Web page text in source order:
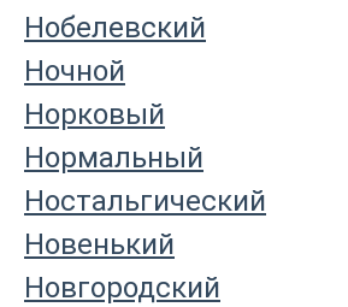
Нобелевский
Ночной
Норковый
Нормальный
Ностальгический
Новенький
Новгородский